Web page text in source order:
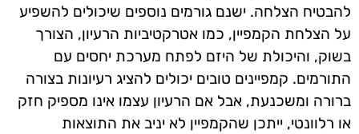
להבטיח הצלחה. ישנם גורמים נוספים שיכולים להשפיע
על הצלחת הקמפיין, כמו אטרקטיביות הרעיון, הצורך
בשוק, והיכולת של היזם לפתח מערכת יחסים עם
התורמים. קמפיינים טובים יכולים להציג רעיונות בצורה
ברורה ומשכנעת, אבל אם הרעיון עצמו אינו מספיק חזק
או רלוונטי, ייתכן שהקמפיין לא יניב את התוצאות